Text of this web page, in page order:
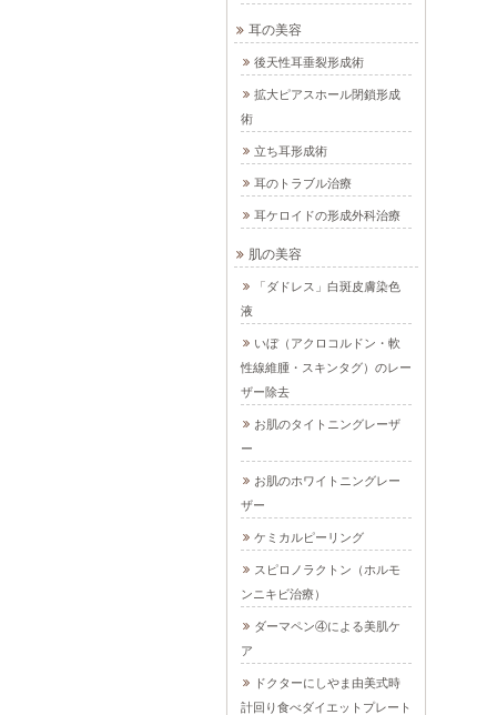
耳の美容
後天性耳垂裂形成術
拡大ピアスホール閉鎖形成
術
立ち耳形成術
耳のトラブル治療
耳ケロイドの形成外科治療
肌の美容
「ダドレス」白斑皮膚染色
液
いぼ（アクロコルドン・軟
性線維腫・スキンタグ）のレー
ザー除去
お肌のタイトニングレーザ
ー
お肌のホワイトニングレー
ザー
ケミカルピーリング
スピロノラクトン（ホルモ
ンニキビ治療）
ダーマペン④による美肌ケ
ア
ドクターにしやま由美式時
計回り食べダイエットプレート